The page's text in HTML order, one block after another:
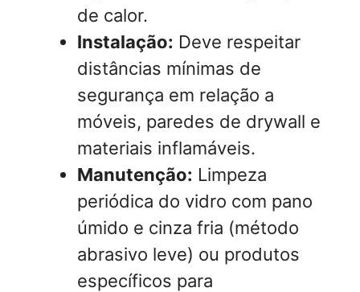
de calor.
Instalação: Deve respeitar
distâncias mínimas de
segurança em relação a
móveis, paredes de drywall e
materiais inflamáveis.
Manutenção: Limpeza
periódica do vidro com pano
úmido e cinza fria (método
abrasivo leve) ou produtos
específicos para